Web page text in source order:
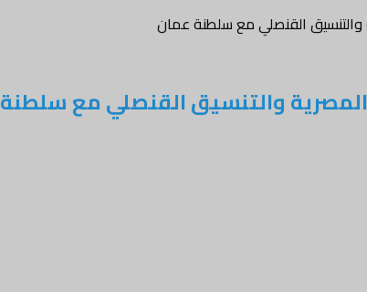
والتنسيق القنصلي مع سلطنة عمان
المصرية والتنسيق القنصلي مع سلطنة